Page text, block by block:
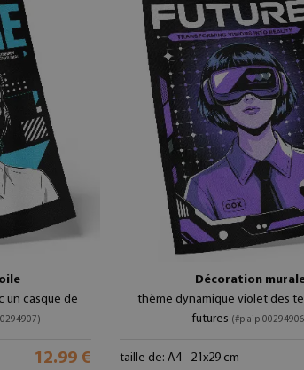
un casque de
12.99 €
Décoration
thème dynamique violet des
futures (#plaip-
taille de: A4 - 21x29 cm